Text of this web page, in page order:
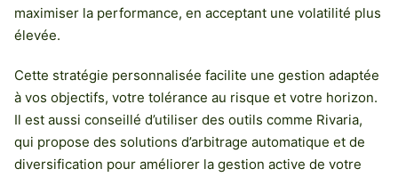
maximiser la performance, en acceptant une volatilité plus
élevée.
Cette stratégie personnalisée facilite une gestion adaptée
à vos objectifs, votre tolérance au risque et votre horizon.
Il est aussi conseillé d’utiliser des outils comme Rivaria,
qui propose des solutions d’arbitrage automatique et de
diversification pour améliorer la gestion active de votre